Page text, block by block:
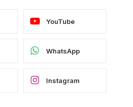
YouTube
WhatsApp
Instagram